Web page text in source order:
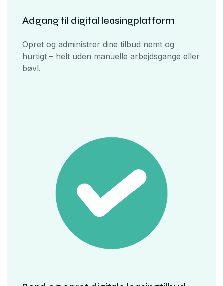
Adgang til digital leasingplatform
Opret og administrer dine tilbud nemt og
hurtigt – helt uden manuelle arbejdsgange eller
bøvl.